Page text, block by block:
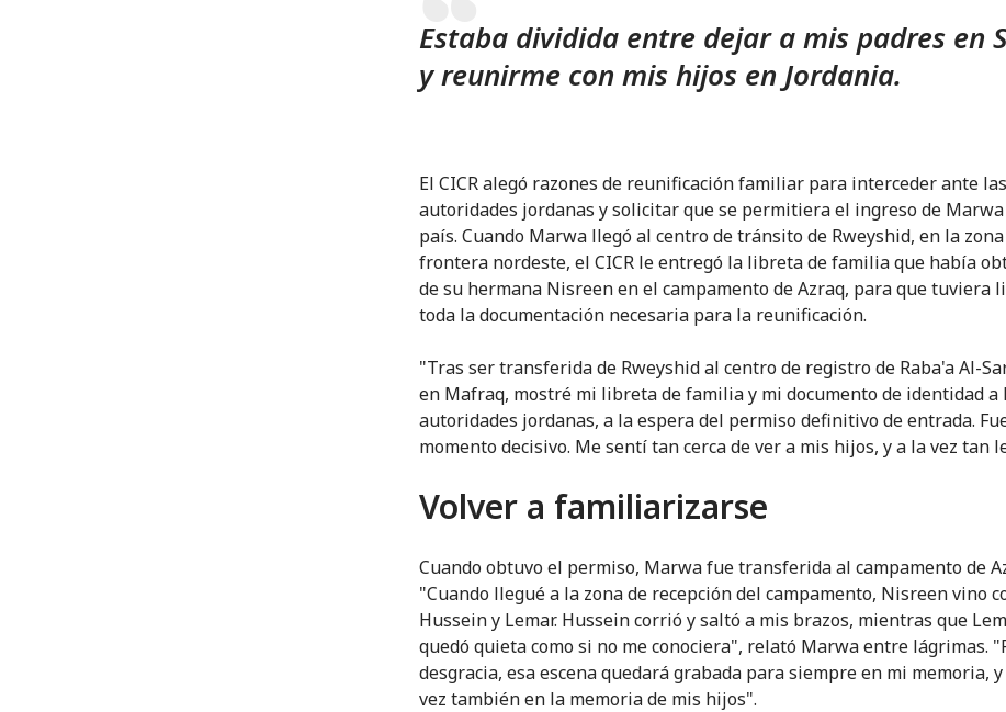
Estaba dividida entre dejar a mis padres en
y reunirme con mis hijos en Jordania.
El CICR alegó razones de reunificación familiar para interceder ante las
autoridades jordanas y solicitar que se permitiera el ingreso de
país. Cuando Marwa llegó al centro de tránsito de Rweyshid, en la
frontera nordeste, el CICR le entregó la libreta de familia que había
de su hermana Nisreen en el campamento de Azraq, para que tuviera
toda la documentación necesaria para la reunificación.
"Tras ser transferida de Rweyshid al centro de registro de Raba'a Al-
en Mafraq, mostré mi libreta de familia y mi documento de identidad a
autoridades jordanas, a la espera del permiso definitivo de entrada.
momento decisivo. Me sentí tan cerca de ver a mis hijos, y a la vez tan
Volver a familiarizarse
Cuando obtuvo el permiso, Marwa fue transferida al campamento de
"Cuando llegué a la zona de recepción del campamento, Nisreen vino
Hussein y Lemar. Hussein corrió y saltó a mis brazos, mientras que
quedó quieta como si no me conociera", relató Marwa entre lágrimas.
desgracia, esa escena quedará grabada para siempre en mi memoria,
vez también en la memoria de mis hijos".